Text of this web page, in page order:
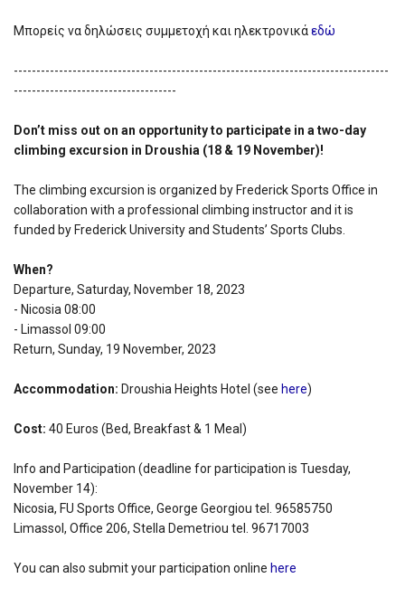
Μπορείς να δηλώσεις συμμετοχή και ηλεκτρονικάεδώ
-----------------------------------------------------------------------------------
------------------------------------
Don’t miss out on an opportunity to participate in a two-day
climbing excursion in Droushia (18 & 19 November)!
The climbing excursion is organized by Frederick Sports Office in
collaboration with a professional climbing instructor and it is
funded by Frederick University and Students’ Sports Clubs.
When?
Departure, Saturday, November 18, 2023
- Nicosia 08:00
- Limassol 09:00
Return, Sunday, 19 November, 2023
Accommodation: Droushia Heights Hotel (see here)
Cost: 40 Εuros (Bed, Breakfast & 1 Meal)
Info and Participation (deadline for participation is Tuesday,
November 14):
Nicosia, FU Sports Office, George Georgiou tel. 96585750
Limassol, Office 206, Stella Demetriou tel. 96717003
You can also submit your participation online here